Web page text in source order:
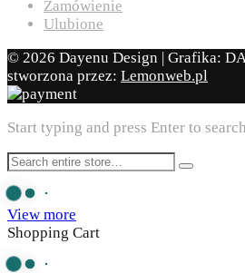
Zamówienie
Ulubione
© 2026 Dayenu Design | Grafika:
stworzona przez: Lemonweb.pl
Start typing and press Enter to search
View more
Shopping Cart